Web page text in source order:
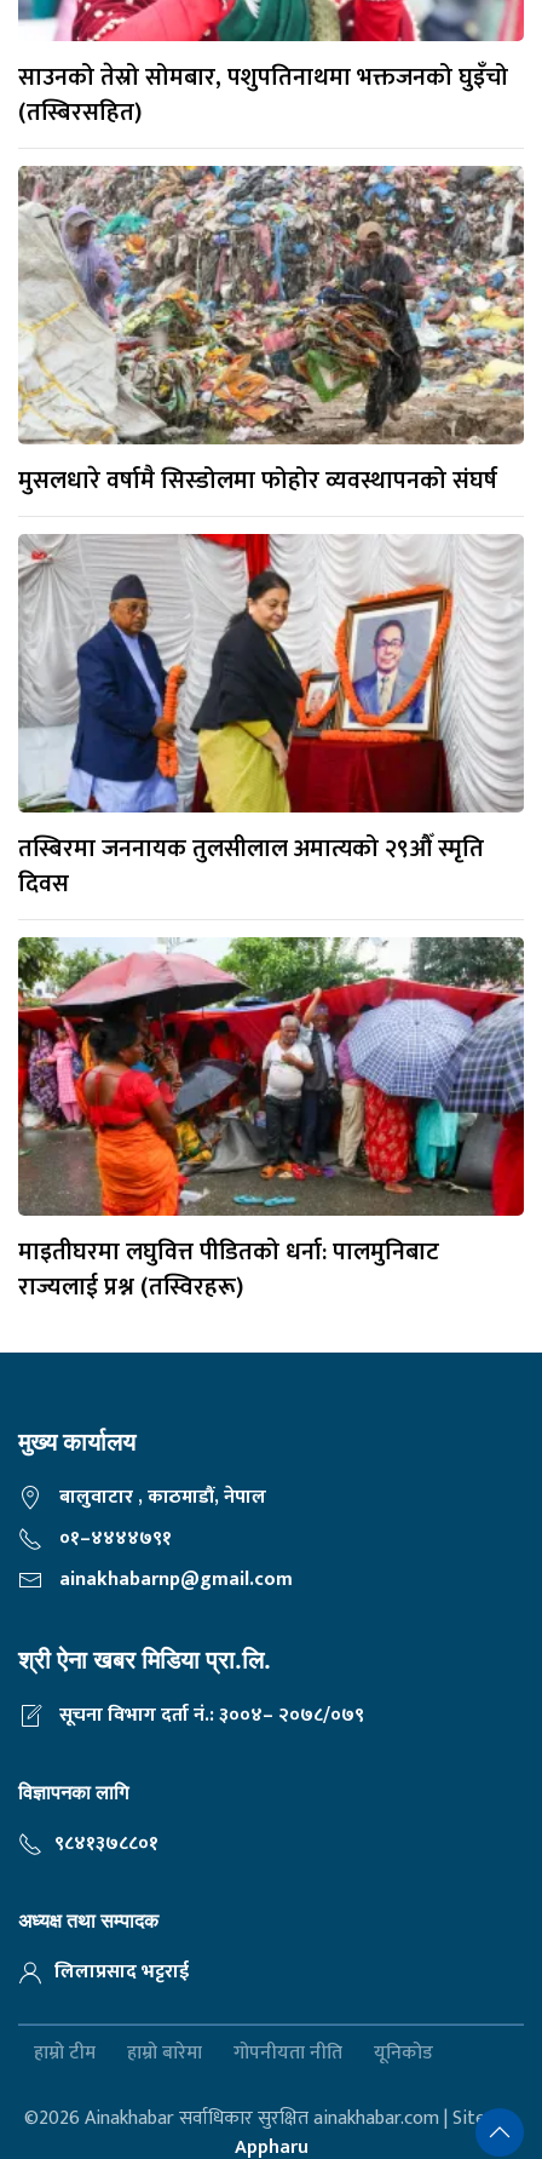
साउनको तेस्रो सोमबार, पशुपतिनाथमा भक्तजनको घुइँचो
(तस्बिरसहित)
मुसलधारे वर्षामै सिस्डोलमा फोहोर व्यवस्थापनको संघर्ष
तस्बिरमा जननायक तुलसीलाल अमात्यको २९औँ स्मृति
दिवस
माइतीघरमा लघुवित्त पीडितको धर्ना: पालमुनिबाट
राज्यलाई प्रश्न (तस्विरहरू)
मुख्य कार्यालय
बालुवाटार , काठमाडौं, नेपाल
०१–४४४४७९१
ainakhabarnp@gmail.com
श्री ऐना खबर मिडिया प्रा.लि.
सूचना विभाग दर्ता नं.: ३००४– २०७८/०७९
विज्ञापनका लागि
९८४१३७८८०१
अध्यक्ष तथा सम्पादक
लिलाप्रसाद भट्टराई
हाम्रो टीम हाम्रो बारेमा गोपनीयता नीति यूनिकोड
©2026 Ainakhabar सर्वाधिकार सुरक्षित ainakhabar.com | Site By :
Appharu